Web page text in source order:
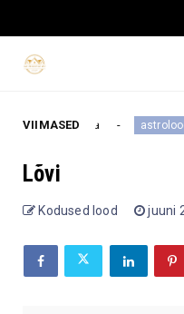
VIIMASED
kogu päeva astroloogia
Lõvi
Kodused lood juuni